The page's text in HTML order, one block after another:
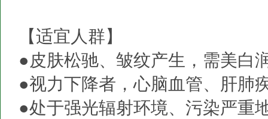
【适宜人群】
●皮肤松驰、皱纹产生，需美白
●视力下降者，心脑血管、肝肺
●处于强光辐射环境、污染严重